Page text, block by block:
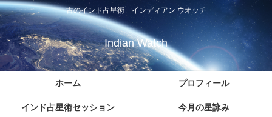
古のインド占星術 インディアン ウオッチ
Indian Watch
ホーム プロフィール
インド占星術セッション 今月の星詠み